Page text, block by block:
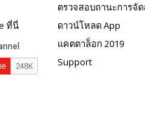
ที่นี่
ตรวจสอบถานะการจัด
ดาวน์โหลด App
แคตตาล็อก 2019
Support